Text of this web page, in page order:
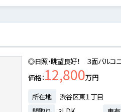
◎日照・眺望良好！ ３面バルコ
価格 12,800万円
所在地
渋谷区東１丁目